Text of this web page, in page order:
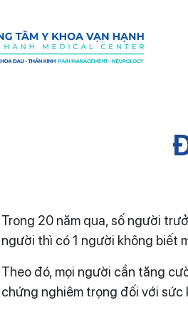
Trong 20 năm qua, số người
người thì có 1 người không biết
Theo đó, mọi người cần tăng
chứng nghiêm trọng đối với sức